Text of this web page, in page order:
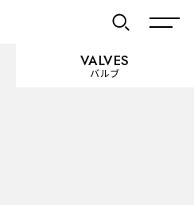
VALVES
バルブ